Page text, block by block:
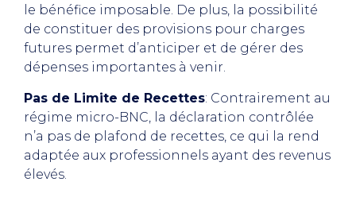
le bénéfice imposable. De plus, la possibilité
de constituer des provisions pour charges
futures permet d’anticiper et de gérer des
dépenses importantes à venir.
Pas de Limite de Recettes: Contrairement au
régime micro-BNC, la déclaration contrôlée
n’a pas de plafond de recettes, ce qui la rend
adaptée aux professionnels ayant des revenus
élevés.